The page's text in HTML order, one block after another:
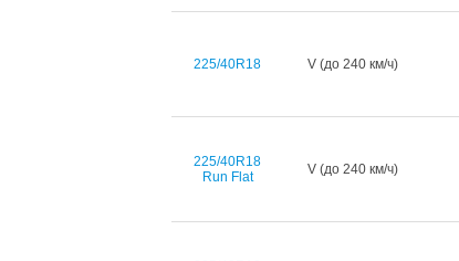
225/40R18 V (до 240 км/ч)
225/40R18
Run Flat
V (до 240 км/ч)